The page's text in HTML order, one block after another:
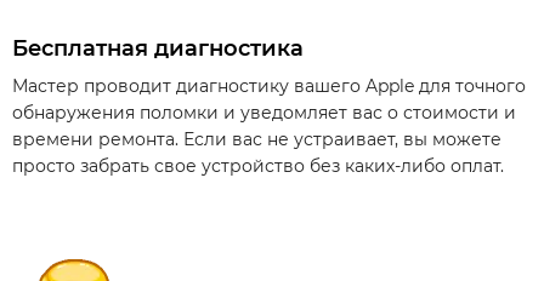
Бесплатная диагностика
Мастер проводит диагностику вашего Apple для точного
обнаружения поломки и уведомляет вас о стоимости и
времени ремонта. Если вас не устраивает, вы можете
просто забрать свое устройство без каких-либо оплат.